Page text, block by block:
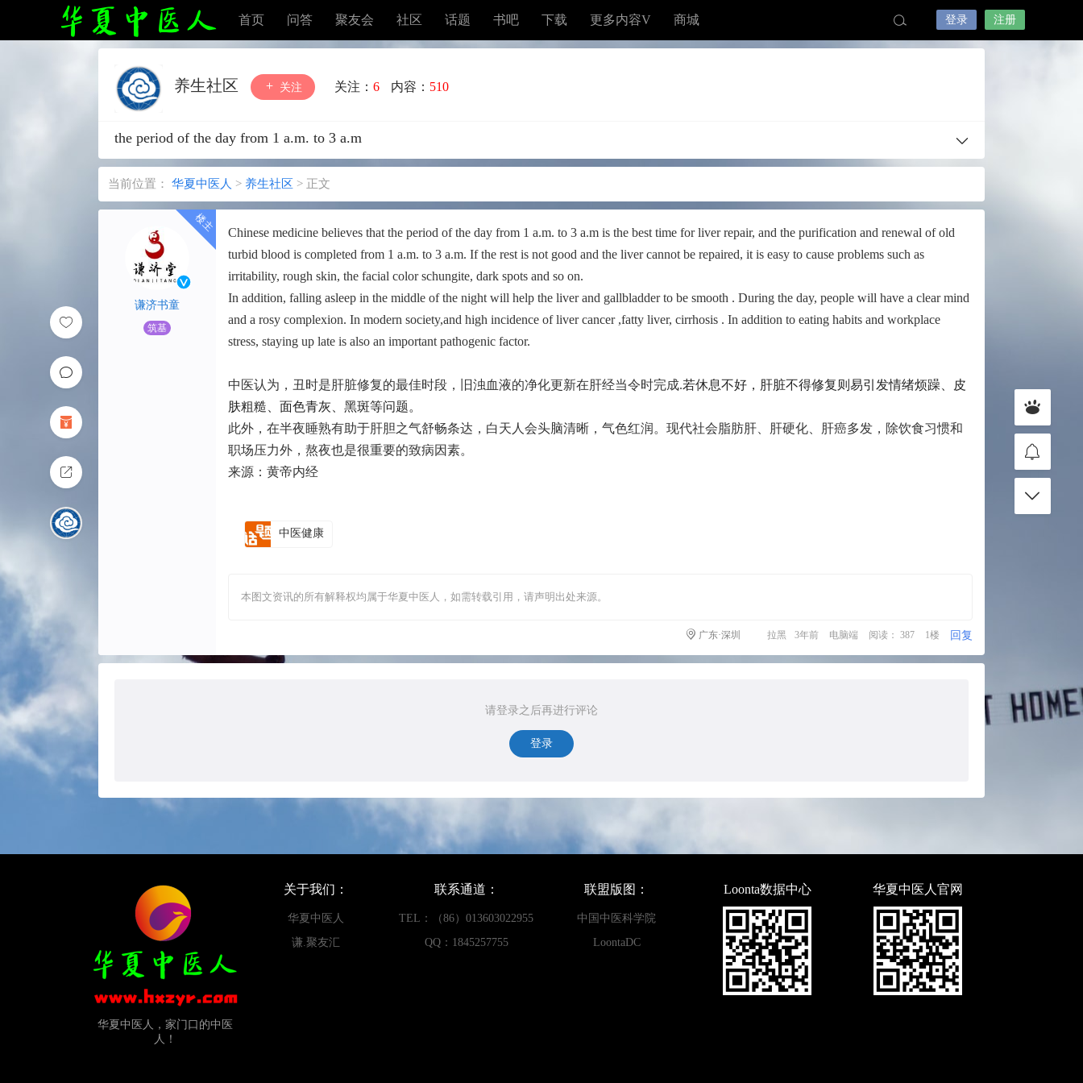
首页 问答 聚友会 社区 话题 书吧 下载 更多内容V 商城 登录 注册
养生社区 关注 关注： 6 内容： 510
the period of the day from 1 a.m. to 3 a.m
当前位置： 华夏中医人 > 养生社区 > 正文
谦济书童
筑基
Chinese medicine believes that the period of the day from 1 a.m. to 3 a.m is the best time for liver repair, and the purification and renewal of old
turbid blood is completed from 1 a.m. to 3 a.m. If the rest is not good and the liver cannot be repaired, it is easy to cause problems such as
irritability, rough skin, the facial color schungite, dark spots and so on.
In addition, falling asleep in the middle of the night will help the liver and gallbladder to be smooth . During the day, people will have a clear mind
and a rosy complexion. In modern society,and high incidence of liver cancer ,fatty liver, cirrhosis . In addition to eating habits and workplace
stress, staying up late is also an important pathogenic factor.
中医认为，丑时是肝脏修复的最佳时段，旧浊血液的净化更新在肝经当令时完成.若休息不好，肝脏不得修复则易引发情绪烦躁、皮
肤粗糙、面色青灰、黑斑等问题。
此外，在半夜睡熟有助于肝胆之气舒畅条达，白天人会头脑清晰，气色红润。现代社会脂肪肝、肝硬化、肝癌多发，除饮食习惯和
职场压力外，熬夜也是很重要的致病因素。
来源： 黄帝内经
中医健康
本图文资讯的所有解释权均属于华夏中医人，如需转载引用，请声明出处来源。
广东·深圳 拉黑 3年前 电脑端 阅读： 387 1楼 回复
请登录之后再进行评论
登录
华夏中医人，家门口的中医
人！
关于我们：
华夏中医人
谦.聚友汇
联系通道：
TEL：（86）013603022955
QQ：1845257755
联盟版图：
中国中医科学院
LoontaDC
Loonta数据中心 华夏中医人官网